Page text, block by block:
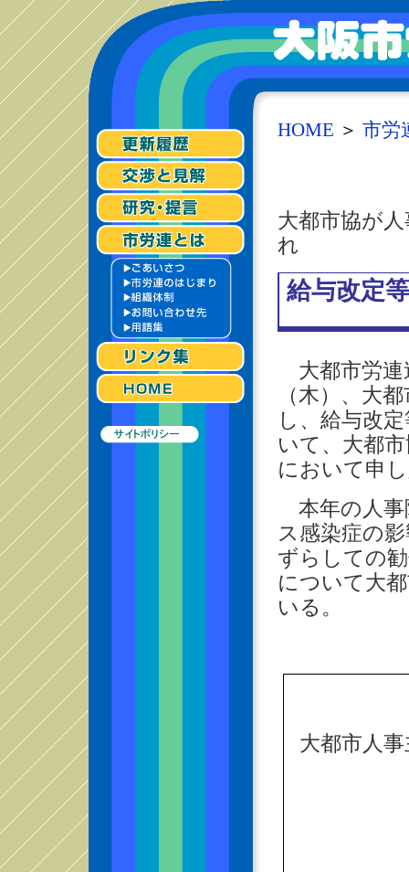
HOME ＞ 市労
大都市協が
れ
給与改定
大都市労連
（木）、大
し、給与改
いて、大都
において申
本年の人事
ス感染症の
ずらしての
について大
いる。
大都市人